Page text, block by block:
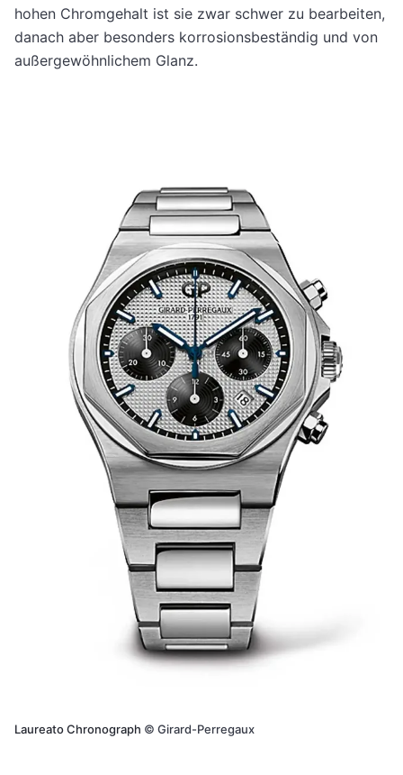
hohen Chromgehalt ist sie zwar schwer zu bearbeiten,
danach aber besonders korrosionsbeständig und von
außergewöhnlichem Glanz.
Laureato Chronograph © Girard-Perregaux